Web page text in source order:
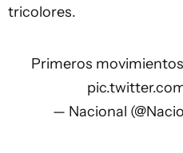
tricolores.
Primeros
— Nacional